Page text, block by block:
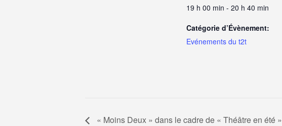
19 h 00 min - 20 h 40 min
Catégorie d’Évènement:
Evénements du t2t
« Moins Deux » dans le cadre de « Théâtre en été »